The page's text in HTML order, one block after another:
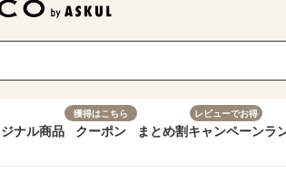
ナル商品
獲得はこちら
クーポン まとめ割
レビューでお得
キャンペーンラ